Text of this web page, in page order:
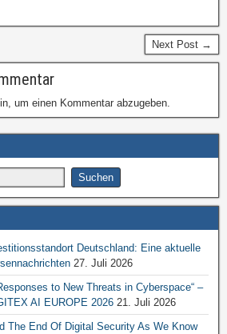
Next Post →
um einen Kommentar abzugeben.
Deutschland: Eine aktuelle
27. Juli 2026
to New Threats in Cyberspace“ –
AI EUROPE 2026 21. Juli 2026
The End Of Digital Security As We Know